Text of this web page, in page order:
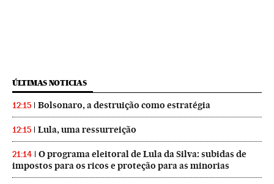
ÚLTIMAS NOTICIAS
12:15 Bolsonaro, a destruição como estratégia
12:15 Lula, uma ressurreição
21:14
O programa eleitoral de Lula da Silva: subidas de
impostos para os ricos e proteção para as minorias